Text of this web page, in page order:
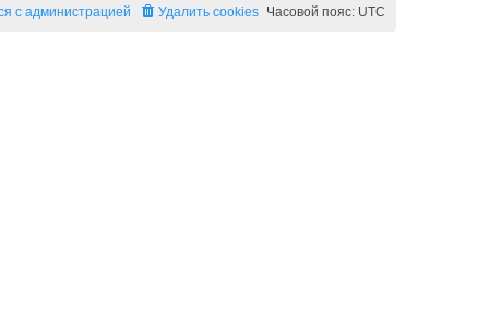
Часовой пояс: UTC
Удалить cookies
с администрацией